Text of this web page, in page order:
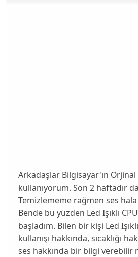
Arkadaşlar Bilgisayar'ın Orjinal
kullanıyorum. Son 2 haftadır
Temizlememe rağmen ses
Bende bu yüzden Led Işıklı
başladım. Bilen bir kişi Led
kullanışı hakkında, sıcaklığı
ses hakkında bir bilgi verebilir